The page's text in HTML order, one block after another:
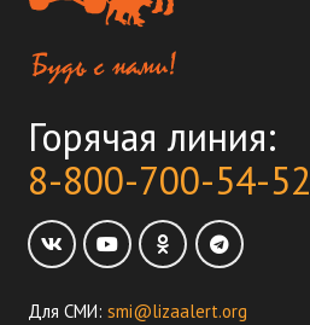
Горячая линия:
8-800-700-54-52
Для СМИ: smi@lizaalert.org